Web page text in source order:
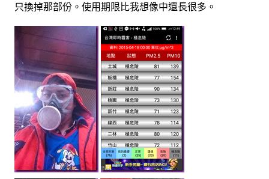
只換掉那部份。使用期限比我想像中還長很多。